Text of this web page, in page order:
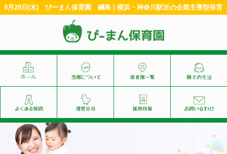
8月28日(木) ぴーまん保育園 綱島 | 横浜・神奈川駅近の企業主導型保育